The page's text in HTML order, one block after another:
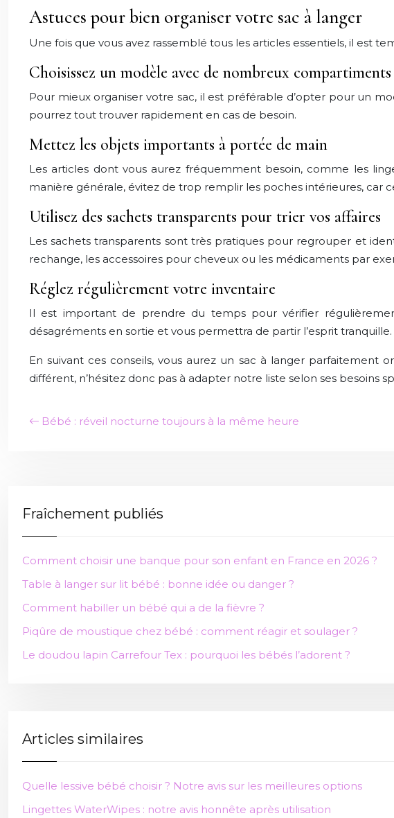
Astuces pour bien organiser votre sac à langer
Une fois que vous avez rassemblé tous les articles essentiels, il est
Choisissez un modèle avec de nombreux compartiments
Pour mieux organiser votre sac, il est préférable d’opter pour un
pourrez tout trouver rapidement en cas de besoin.
Mettez les objets importants à portée de main
Les articles dont vous aurez fréquemment besoin, comme les
manière générale, évitez de trop remplir les poches intérieures, car
Utilisez des sachets transparents pour trier vos affaires
Les sachets transparents sont très pratiques pour regrouper et
rechange, les accessoires pour cheveux ou les médicaments par
Réglez régulièrement votre inventaire
Il est important de prendre du temps pour vérifier
désagréments en sortie et vous permettra de partir l’esprit tranquille.
En suivant ces conseils, vous aurez un sac à langer parfaitement
différent, n’hésitez donc pas à adapter notre liste selon ses besoins
Bébé : réveil nocturne toujours à la même heure
Fraîchement publiés
Comment choisir une banque pour son enfant en France en 2026 ?
Table à langer sur lit bébé : bonne idée ou danger ?
Comment habiller un bébé qui a de la fièvre ?
Piqûre de moustique chez bébé : comment réagir et soulager ?
Le doudou lapin Carrefour Tex : pourquoi les bébés l’adorent ?
Articles similaires
Quelle lessive bébé choisir ? Notre avis sur les meilleures options
Lingettes WaterWipes : notre avis honnête après utilisation